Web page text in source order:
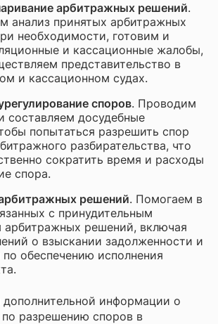
арбитражных решений.
анализ принятых арбитражных
необходимости, готовим и
и кассационные жалобы,
представительство в
и кассационном судах.
споров. Проводим
составляем досудебные
попытаться разрешить спор
разбирательства, что
сократить время и расходы
спора.
решений. Помогаем в
с принудительным
арбитражных решений, включая
о взыскании задолженности и
обеспечению исполнения
дополнительной информации о
по разрешению споров в